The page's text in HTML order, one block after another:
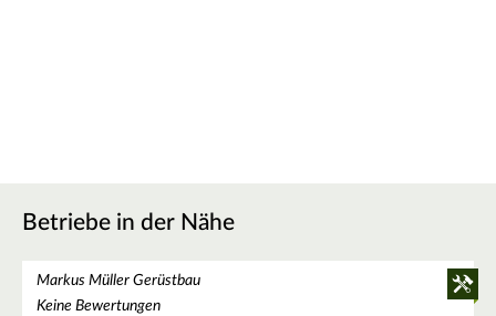
Betriebe in der Nähe
Markus Müller Gerüstbau
Keine Bewertungen